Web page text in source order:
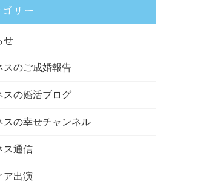
ゴリー
せ
スのご成婚報告
スの婚活ブログ
スの幸せチャンネル
ス通信
ア出演